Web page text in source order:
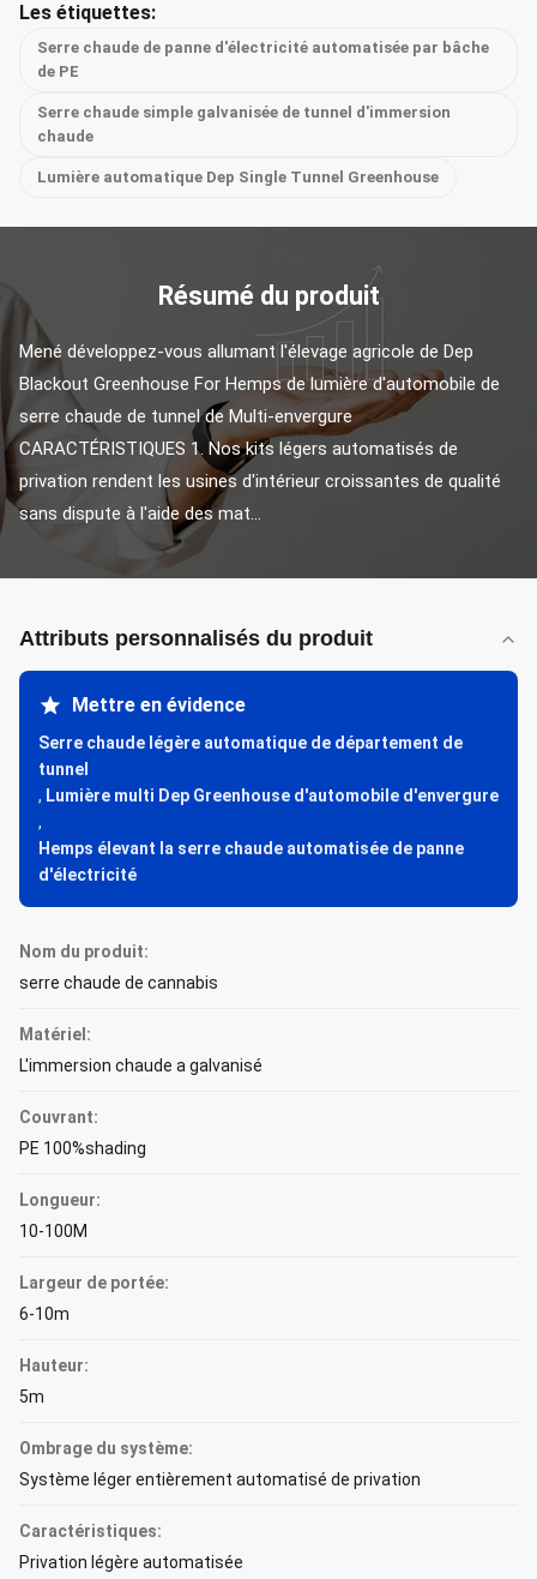
Les étiquettes:
Serre chaude de panne d'électricité automatisée par bâche
de PE
Serre chaude simple galvanisée de tunnel d'immersion
chaude
Lumière automatique Dep Single Tunnel Greenhouse
Résumé du produit
Mené développez-vous allumant l'élevage agricole de Dep
Blackout Greenhouse For Hemps de lumière d'automobile de
serre chaude de tunnel de Multi-envergure
CARACTÉRISTIQUES 1. Nos kits légers automatisés de
privation rendent les usines d'intérieur croissantes de qualité
sans dispute à l'aide des mat...
Attributs personnalisés du produit
Mettre en évidence
Serre chaude légère automatique de département de
tunnel
, Lumière multi Dep Greenhouse d'automobile d'envergure
,
Hemps élevant la serre chaude automatisée de panne
d'électricité
Nom du produit:
serre chaude de cannabis
Matériel:
L'immersion chaude a galvanisé
Couvrant:
PE 100%shading
Longueur:
10-100M
Largeur de portée:
6-10m
Hauteur:
5m
Ombrage du système:
Système léger entièrement automatisé de privation
Caractéristiques:
Privation légère automatisée